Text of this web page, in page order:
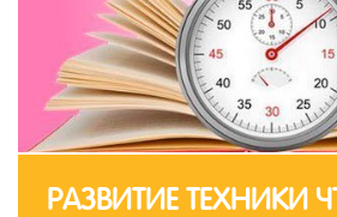
РАЗВИТИЕ ТЕХНИКИ